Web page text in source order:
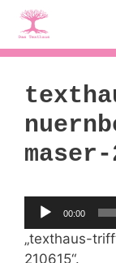
Zum
Inhalt
springen
maser-
Audio-
Player
00:00
„texthaus-
210615“.